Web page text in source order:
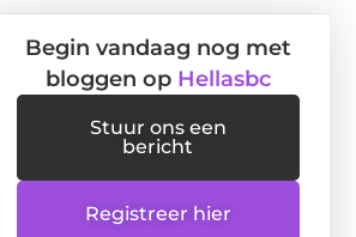
Begin vandaag nog met
bloggen op Hellasbc
Stuur ons een
bericht
Registreer hier